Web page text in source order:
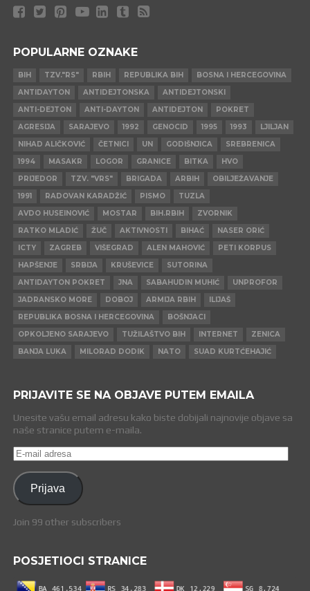
POPULARNE OZNAKE
BIH TZV."RS" RBIH REPUBLIKA BIH
BOSNA I HERCEGOVINA
ANTIDAYTON
ANTIDEJTONSKA
ANTIDEJTONSKI
ANTI-DEJTON
ANTI-DAYTON ANTIDEJTON
POKRET
AGRESIJA
SARAJEVO 1992 GENOCID 1995 1993
LJILJAN
NIHAD ALIČKOVIĆ
ČETNICI UN GODIŠNJICA
SREBRENICA
1994
MASAKR LOGOR GRANICE BITKA
HVO
PRIJEDOR
TZV. "VRS" BRIGADA ARBIH
OBILJEŽAVANJE
1991
RADOVAN KARADŽIĆ PISMO
TUZLA
AVDO HUSEINOVIĆ
MOSTAR BIH.RBIH
ZVORNIK
RATKO MLADIĆ
ŽUČ AKTIVNOSTI BIHAĆ
NASER ORIĆ
ICTY
ZAGREB VIŠEGRAD ALEN MAHOVIĆ
PETI KORPUS
HAPŠENJE
SRBIJA KRUŠEVICE
SUTORINA
ANTIDAYTON POKRET
JNA SABAHUDIN MUHIĆ
UNPROFOR
JADRANSKO MORE
DOBOJ ARMIJA RBIH
ILIJAŠ
REPUBLIKA BOSNA I HERCEGOVINA
BOŠNJACI
OPKOLJENO SARAJEVO
TUŽILAŠTVO BIH INTERNET
ZENICA
BANJA LUKA
MILORAD DODIK NATO SUAD KURTĆEHAJIĆ
PRIJAVITE SE NA OBJAVE PUTEM EMAILA
Unesite vašu email adresu kako biste dobijali najnovije objave sa
naše stranice putem e-maila.
E-
mail
adresa
Prijava
Join 99 other subscribers
POSJETIOCI STRANICE